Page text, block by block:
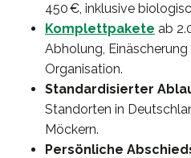
450 €, inklusive
Komplettpakete ab
Abholung,
Organisation.
Standardisierter
Standorten in
Möckern.
Persönliche